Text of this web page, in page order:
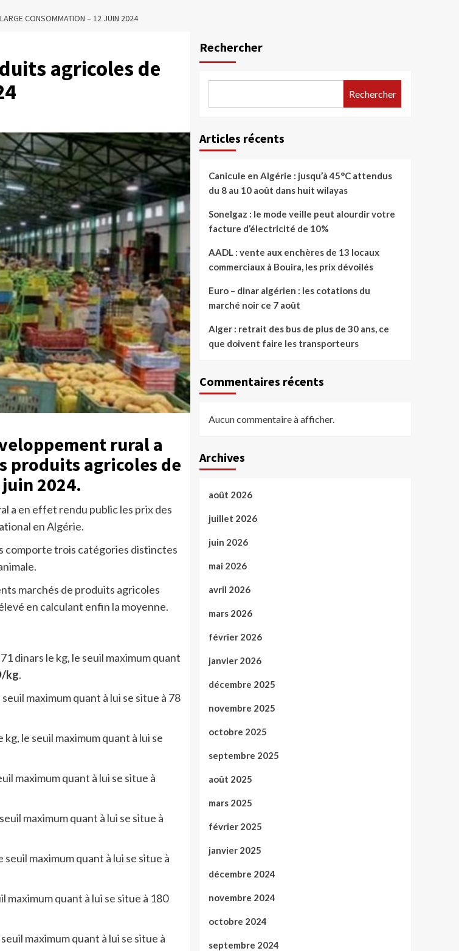
CONSOMMATION – 12 JUIN 2024
agricoles de
rural a
produits agricoles de
2024.
a en effet rendu public les prix des
en Algérie.
comporte trois catégories distinctes
marchés de produits agricoles
en calculant enfin la moyenne.
dinars le kg, le seuil maximum quant
kg.
maximum quant à lui se situe à 78
le seuil maximum quant à lui se
maximum quant à lui se situe à
maximum quant à lui se situe à
maximum quant à lui se situe à
maximum quant à lui se situe à 180
maximum quant à lui se situe à
Rechercher
Rechercher
Articles récents
Canicule en Algérie : jusqu’à 45°C attendus
du 8 au 10 août dans huit wilayas
Sonelgaz : le mode veille peut alourdir votre
facture d’électricité de 10%
AADL : vente aux enchères de 13 locaux
commerciaux à Bouira, les prix dévoilés
Euro – dinar algérien : les cotations du
marché noir ce 7 août
Alger : retrait des bus de plus de 30 ans, ce
que doivent faire les transporteurs
Commentaires récents
Aucun commentaire à afficher.
Archives
août 2026
juillet 2026
juin 2026
mai 2026
avril 2026
mars 2026
février 2026
janvier 2026
décembre 2025
novembre 2025
octobre 2025
septembre 2025
août 2025
mars 2025
février 2025
janvier 2025
décembre 2024
novembre 2024
octobre 2024
septembre 2024